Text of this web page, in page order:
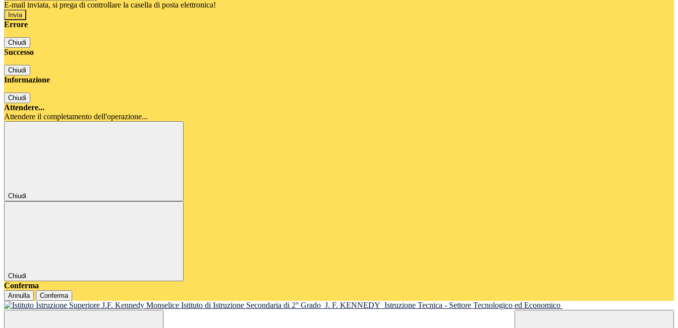
E-mail inviata, si prega di controllare la casella di posta elettronica!
Errore
Chiudi
Successo
Chiudi
Informazione
Chiudi
Attendere...
Attendere il completamento dell'operazione...
Chiudi
Chiudi
Conferma
Annulla Conferma
Istituto di Istruzione Secondaria di 2° Grado J. F. KENNEDY Istruzione Tecnica - Settore Tecnologico ed Economico